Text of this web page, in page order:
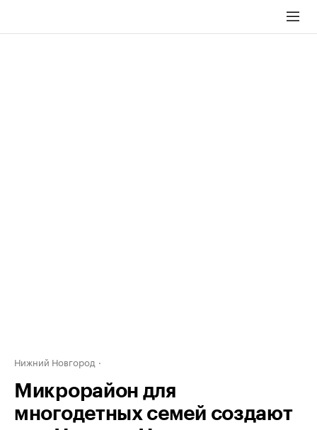
Нижний Новгород
Микрорайон для
многодетных семей создают